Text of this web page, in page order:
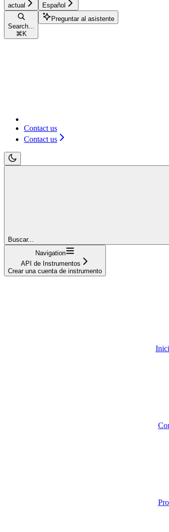
actual Español
Search...
⌘ K
Preguntar al asistente
Contact us
Contact us
Buscar...
Navigation
API de Instrumentos
Crear una cuenta de instrumento